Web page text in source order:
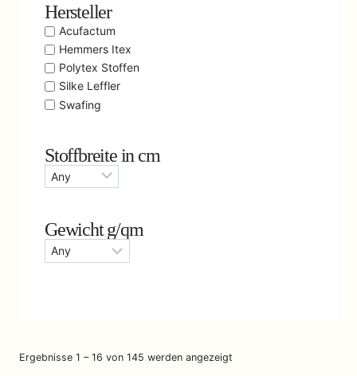
Hersteller
Acufactum
Hemmers Itex
Polytex Stoffen
Silke Leffler
Swafing
Stoffbreite in cm
Gewicht g/qm
Ergebnisse 1 – 16 von 145 werden angezeigt